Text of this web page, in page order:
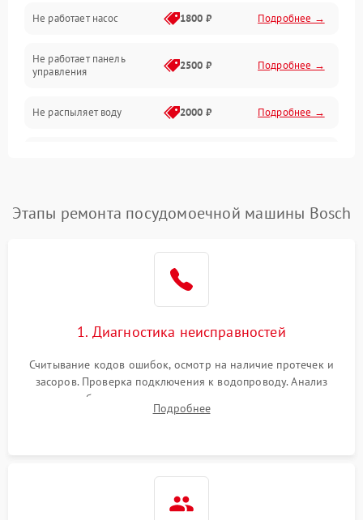
Вода
Гигиена
Программное обеспечение
Не работает насос 1800 ₽ Подробнее →
Не работает панель
управления
2500 ₽ Подробнее →
Не распыляет воду 2000 ₽ Подробнее →
воды
1800 ₽ Подробнее →
Проблемы с
Этапы ремонта посудомоечной машины Bosch
1. Диагностика неисправностей
Считывание кодов ошибок, осмотр на наличие протечек и
засоров. Проверка подключения к водопроводу. Анализ
жалоб на отсутствие слива, нагрева, вращения
разбрызгивателей или срабатывание системы защиты
Подробнее